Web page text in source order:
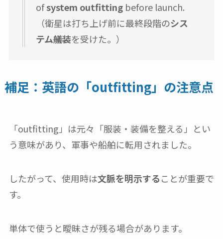
ofsystem outfittingbefore launch.
（衛星は打ち上げ前に最終段階のシス
テム艤装を受けた。）
補足：英語の「outfitting」の注意点
「outfitting」は元々「服装・装備を整える」とい
う意味があり、軍事や船舶に転用されました。
したがって、使用時は文脈を明示することが重要で
す。
単体で使うと曖昧さが残る場合があります。